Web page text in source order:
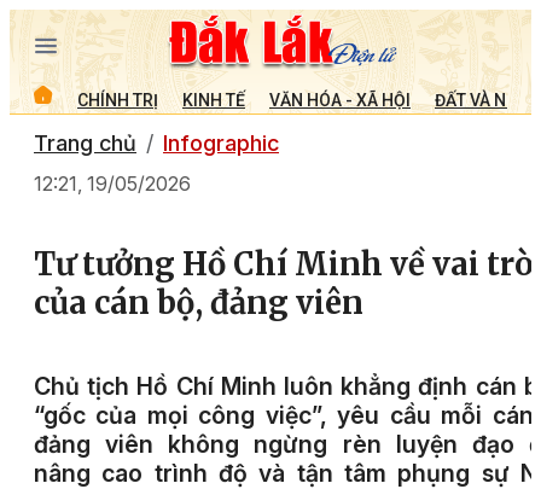
CHÍNH TRỊ KINH TẾ VĂN HÓA - XÃ HỘI ĐẤT VÀ
Trang chủ Infographic
12:21, 19/05/2026
Tư tưởng Hồ Chí Minh về vai trò
của cán bộ, đảng viên
Chủ tịch Hồ Chí Minh luôn khẳng định cán
“gốc của mọi công việc”, yêu cầu mỗi
đảng viên không ngừng rèn luyện đạo
nâng cao trình độ và tận tâm phụng sự